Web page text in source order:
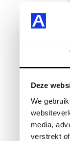
Deze
We
media,
verstrekt